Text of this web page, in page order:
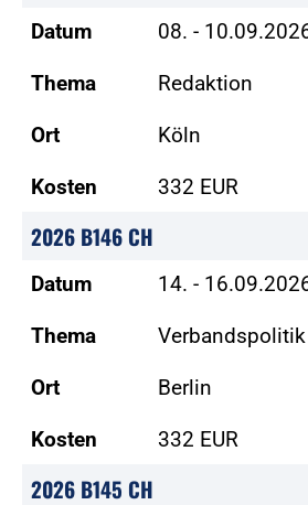
Datum 08. -
Thema Redaktion
Ort Köln
Kosten 332 EUR
2026 B146 CH
Datum 14. -
Thema Verbandspolitik
Ort Berlin
Kosten 332 EUR
2026 B145 CH